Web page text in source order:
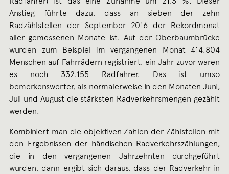
Anstieg führte dazu, dass an sieben der zehn
Radzählstellen der September 2016 der Rekordmonat
aller gemessenen Monate ist. Auf der Oberbaumbrücke
wurden zum Beispiel im vergangenen Monat 414.804
Menschen auf Fahrrädern registriert, ein Jahr zuvor waren
es noch 332.155 Radfahrer. Das ist umso
bemerkenswerter, als normalerweise in den Monaten Juni,
Juli und August die stärksten Radverkehrsmengen gezählt
werden.
Kombiniert man die objektiven Zahlen der Zählstellen mit
den Ergebnissen der händischen Radverkehrszählungen,
die in den vergangenen Jahrzehnten durchgeführt
wurden, dann ergibt sich daraus, dass der Radverkehr in